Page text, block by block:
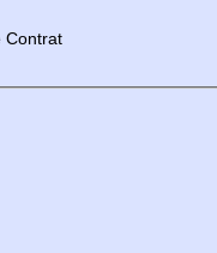
Contrat